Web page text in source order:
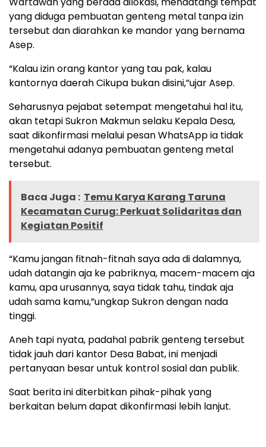
yang diduga pembuatan genteng metal tanpa izin
tersebut dan diarahkan ke mandor yang bernama
Asep.‎‎
“Kalau izin orang kantor yang tau pak, kalau
kantornya daerah Cikupa bukan disini,”ujar Asep.‎‎
Seharusnya pejabat setempat mengetahui hal itu,
akan tetapi Sukron Makmun selaku Kepala Desa,
saat dikonfirmasi melalui pesan WhatsApp ia tidak
mengetahui adanya pembuatan genteng metal
tersebut.‎‎
Baca Juga : Temu Karya Karang Taruna
Kecamatan Curug: Perkuat Solidaritas dan
Kegiatan Positif
“Kamu jangan fitnah-fitnah saya ada di dalamnya,
udah datangin aja ke pabriknya, macem-macem aja
kamu, apa urusannya, saya tidak tahu, tindak aja
udah sama kamu,”ungkap Sukron dengan nada
tinggi.
‎‎Aneh tapi nyata, padahal pabrik genteng tersebut
tidak jauh dari kantor Desa Babat, ini menjadi
pertanyaan besar untuk kontrol sosial dan publik.‎‎
Saat berita ini diterbitkan pihak-pihak yang
berkaitan belum dapat dikonfirmasi lebih lanjut.‎